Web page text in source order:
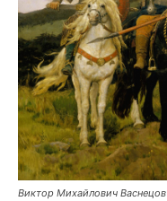
Виктор Михайлович Васнецов